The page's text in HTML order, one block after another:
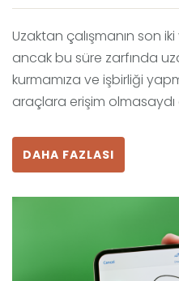
Uzaktan çalışmanın son iki
ancak bu süre zarfında
kurmamıza ve işbirliği
araçlara erişim
DAHA FAZLASI